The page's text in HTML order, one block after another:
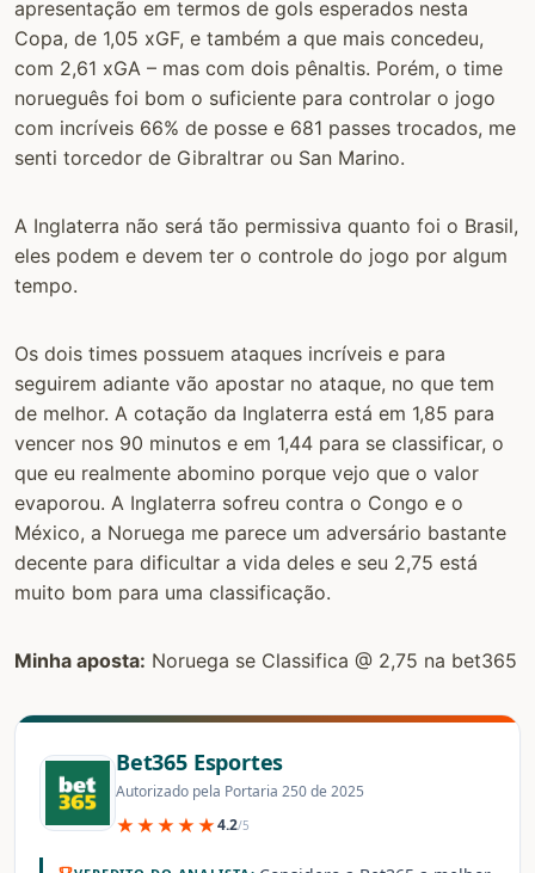
apresentação em termos de gols esperados nesta
Copa, de 1,05 xGF, e também a que mais concedeu,
com 2,61 xGA – mas com dois pênaltis. Porém, o time
norueguês foi bom o suficiente para controlar o jogo
com incríveis 66% de posse e 681 passes trocados, me
senti torcedor de Gibraltrar ou San Marino.
A Inglaterra não será tão permissiva quanto foi o Brasil,
eles podem e devem ter o controle do jogo por algum
tempo.
Os dois times possuem ataques incríveis e para
seguirem adiante vão apostar no ataque, no que tem
de melhor. A cotação da Inglaterra está em 1,85 para
vencer nos 90 minutos e em 1,44 para se classificar, o
que eu realmente abomino porque vejo que o valor
evaporou. A Inglaterra sofreu contra o Congo e o
México, a Noruega me parece um adversário bastante
decente para dificultar a vida deles e seu 2,75 está
muito bom para uma classificação.
Minha aposta: Noruega se Classifica @ 2,75 na bet365
Bet365 Esportes
Autorizado pela Portaria 250 de 2025
★★★★★4.2/5